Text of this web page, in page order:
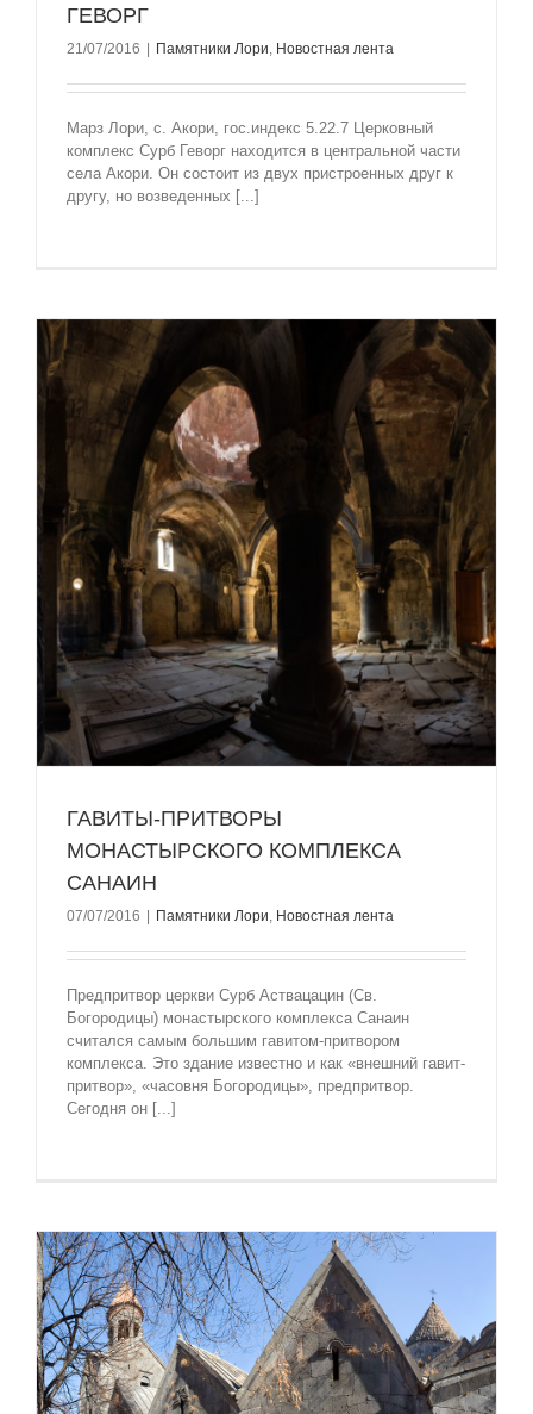
ГЕВОРГ
21/07/2016 Памятники Лори, Новостная лента
Марз Лори, с. Акори, гос.индекс 5.22.7 Церковный
комплекс Сурб Геворг находится в центральной части
села Акори. Он состоит из двух пристроенных друг к
другу, но возведенных [...]
ГАВИТЫ-ПРИТВОРЫ
МОНАСТЫРСКОГО КОМПЛЕКСА
САНАИН
07/07/2016 Памятники Лори, Новостная лента
Предпритвор церкви Сурб Аствацацин (Св.
Богородицы) монастырского комплекса Санаин
считался самым большим гавитом-притвором
комплекса. Это здание известно и как «внешний гавит-
притвор», «часовня Богородицы», предпритвор.
Сегодня он [...]